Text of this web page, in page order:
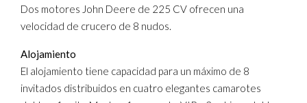
Dos motores John Deere de 225 CV ofrecen una
velocidad de crucero de 8 nudos.
Alojamiento
El alojamiento tiene capacidad para un máximo de 8
invitados distribuidos en cuatro elegantes camarotes